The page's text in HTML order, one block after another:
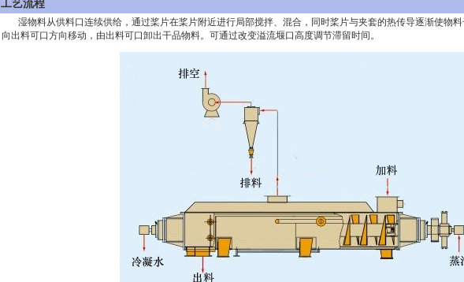
工艺流程
湿物料从供料口连续供给，通过桨片在桨片附近进行局部搅拌、混合，同时桨片与夹套的热传导逐渐使物
向出料可口方向移动，由出料可口卸出干品物料。可通过改变溢流堰口高度调节滞留时间。